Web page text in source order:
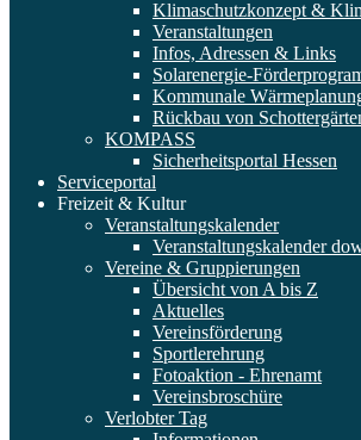
Klimaschutzkonzept &
Veranstaltungen
Infos, Adressen & Links
Solarenergie-
Kommunale
Rückbau von
KOMPASS
Sicherheitsportal Hessen
Serviceportal
Freizeit & Kultur
Veranstaltungskalender
Veranstaltungskalender
Vereine & Gruppierungen
Übersicht von A bis Z
Aktuelles
Vereinsförderung
Sportlerehrung
Fotoaktion - Ehrenamt
Vereinsbroschüre
Verlobter Tag